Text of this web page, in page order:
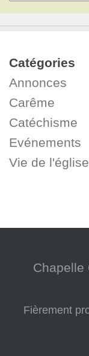
Catégories
Annonces
Carême
Catéchisme
Evénements
Vie de l'église
Chapelle
Fièrement